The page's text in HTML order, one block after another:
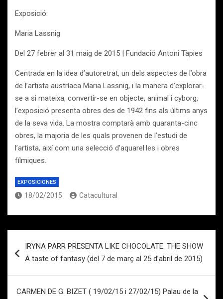
Exposició:
Maria Lassnig
Del 27 febrer al 31 maig de 2015 | Fundació Antoni Tàpies
Centrada en la idea d’autoretrat, un dels aspectes de l’obra
de l’artista austríaca Maria Lassnig, i la manera d’explorar-
se a si mateixa, convertir-se en objecte, animal i cyborg,
l’exposició presenta obres des de 1942 fins als últims anys
de la seva vida. La mostra comptarà amb quaranta-cinc
obres, la majoria de les quals provenen de l’estudi de
l’artista, així com una selecció d’aquarel·les i obres
fílmiques.
EXPOSICIONES
18/02/2015 Catacultural
de
IRYNA PARR PRESENTA LIKE CHOCOLATE. THE SHOW
A taste of fantasy (del 7 de març al 25 d’abril de 2015)
CARMEN DE G. BIZET ( 19/02/15 i 27/02/15) Palau de la